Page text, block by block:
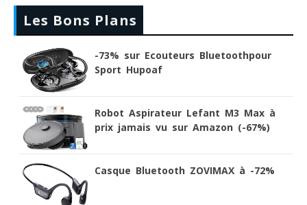
Les Bons Plans
-73% sur Ecouteurs Bluetoothpour
Sport Hupoaf
Robot Aspirateur Lefant M3 Max à
prix jamais vu sur Amazon (-67%)
Casque Bluetooth ZOVIMAX à -72%